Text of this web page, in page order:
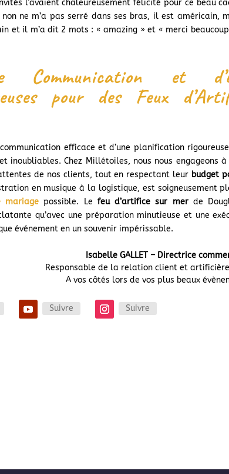
l’avaient chaleureusement félicité pour ce beau
ne m’a pas serré dans ses bras, il est américain,
et il m’a dit 2 mots : « amazing » et « merci
Communication et
pour des Feux
efficace et d’une planification
et inoubliables. Chez Millétoiles, nous nous engageons
de nos clients, tout en respectant leur budget
en musique à la logistique, est soigneusement
mariage possible. Le feu d’artifice sur merde
qu’avec une préparation minutieuse et une
événement en un souvenir impérissable.
Isabelle GALLET – Directrice
Responsable de la relation client et artificière
A vos côtés lors de vos plus beaux
Suivre Suivre